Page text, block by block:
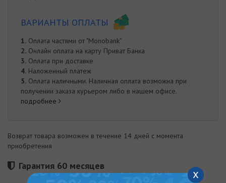
ВАРИАНТЫ ОПЛАТЫ
1. Оплата частями от "Monobank"
2. Онлайн оплата на карту Приват Банка
3. Оплата при доставке
4. Наложенный платеж
5. Оплата наличными. Наличная оплата возможна при
получении заказа курьером либо в нашем офисе.
подробнее
Возврат товара возможен в течение 14 дней с момента
приобретения
Гарантия 60 месяцев
x